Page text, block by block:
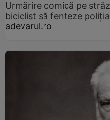
Urmărire comică pe
biciclist să fenteze
adevarul.ro